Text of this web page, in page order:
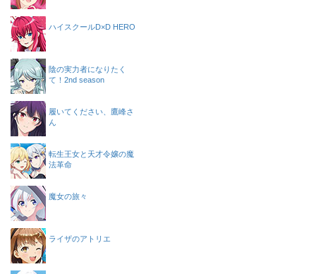
ハイスクールD×D HERO
陰の実力者になりたく
て！2nd season
履いてください、鷹峰さ
ん
転生王女と天才令嬢の魔
法革命
魔女の旅々
ライザのアトリエ